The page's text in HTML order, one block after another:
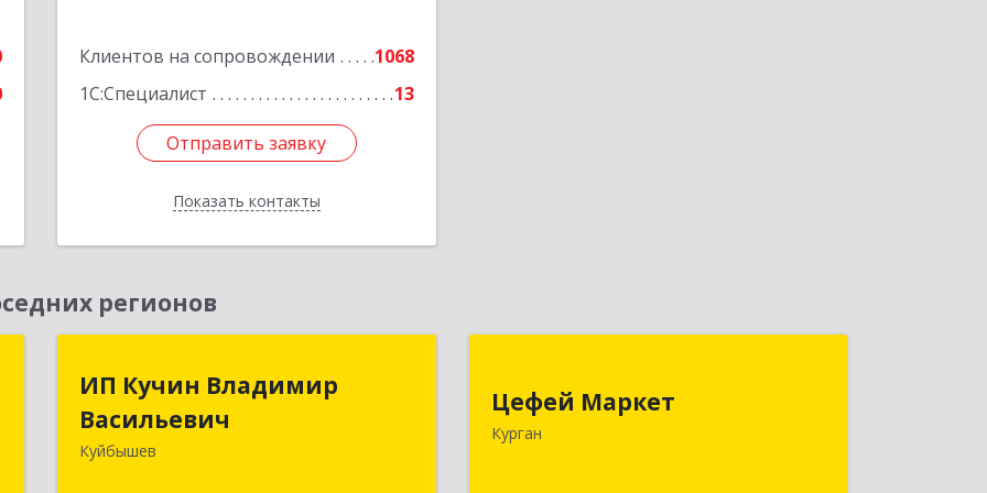
Клиентов на сопровождении
1068
1С:Специалист
13
Отправить заявку
Показать контакты
Отправить заявку
Назад
регионов
ИП Кучин Владимир
Васильевич
Куйбышев
Васильевич
Цефей Маркет
Курган
640002, Курганская обл, Курган г,